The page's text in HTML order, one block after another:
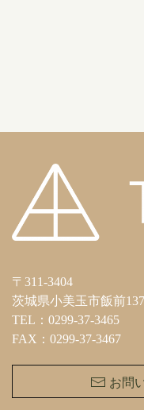
〒311-3404
茨城県小美玉市飯前
TEL：0299-37-3465
FAX：0299-37-3467
お問